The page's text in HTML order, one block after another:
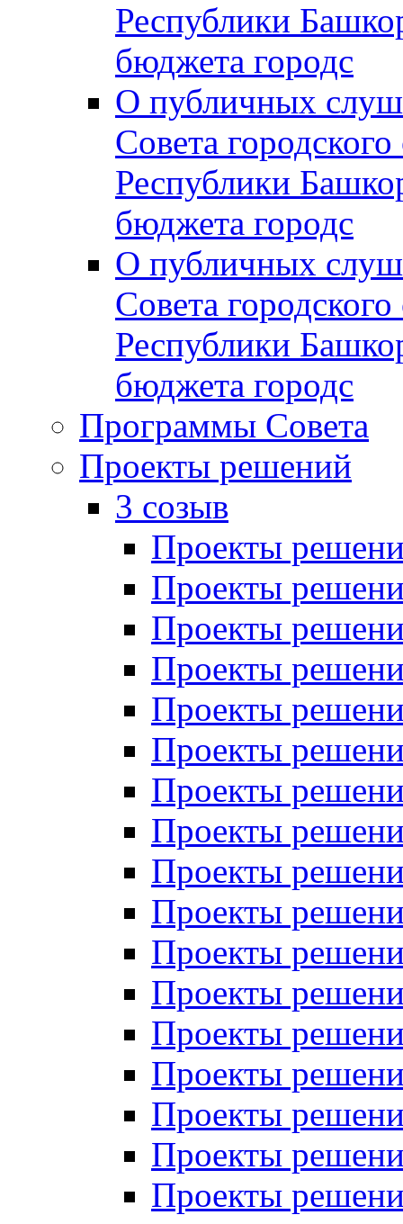
Республики
бюджета городс
О публичных
Совета
Республики
бюджета городс
О публичных
Совета
Республики
бюджета городс
Программы Совета
Проекты решений
3 созыв
Проекты
Проекты
Проекты
Проекты
Проекты
Проекты
Проекты
Проекты
Проекты
Проекты
Проекты
Проекты
Проекты
Проекты
Проекты
Проекты
Проекты